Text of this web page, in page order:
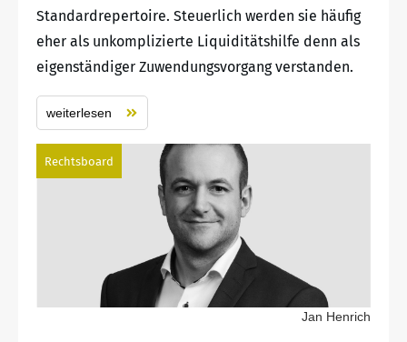
Standardrepertoire. Steuerlich werden sie häufig
eher als unkomplizierte Liquiditätshilfe denn als
eigenständiger Zuwendungsvorgang verstanden.
weiterlesen
Rechtsboard
Jan Henrich